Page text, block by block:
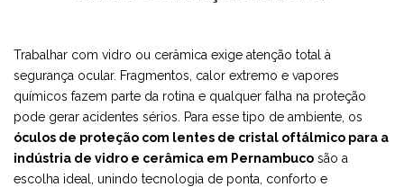
Trabalhar com vidro ou cerâmica exige atenção total à
segurança ocular. Fragmentos, calor extremo e vapores
químicos fazem parte da rotina e qualquer falha na proteção
pode gerar acidentes sérios. Para esse tipo de ambiente, os
óculos de proteção com lentes de cristal oftálmico para a
indústria de vidro e cerâmica em Pernambuco são a
escolha ideal, unindo tecnologia de ponta, conforto e